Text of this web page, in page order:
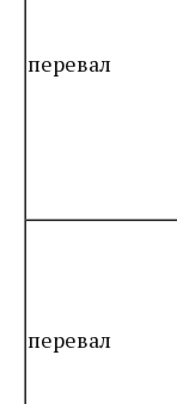
перевал
перевал